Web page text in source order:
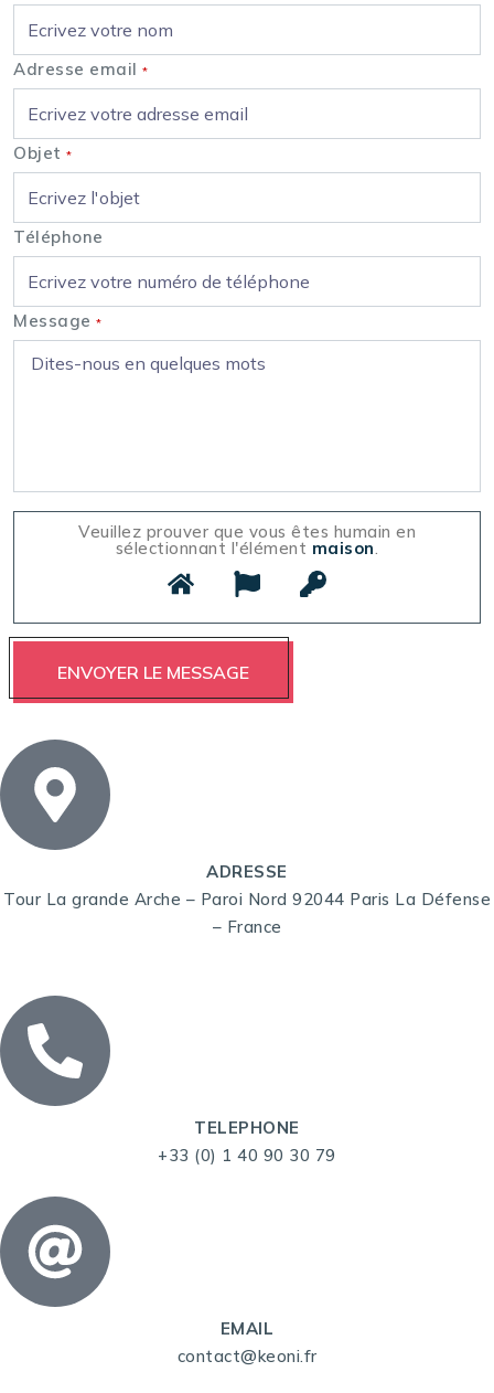
Adresse email *
Objet *
Téléphone
Message *
Veuillez prouver que vous êtes humain en
sélectionnant l'élément maison.
ADRESSE
Tour La grande Arche – Paroi Nord 92044 Paris La Défense
– France
TELEPHONE
+33 (0) 1 40 90 30 79
EMAIL
contact@keoni.fr